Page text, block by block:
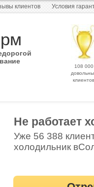
клиентов Условия
108 000
клиентов
Не работает
Уже 56 388
холодильник